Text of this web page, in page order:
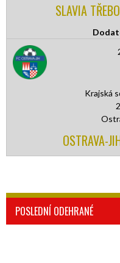
SLAVIA
Krajská
OSTRAVA-
POSLEDNÍ ODEHRANÉ